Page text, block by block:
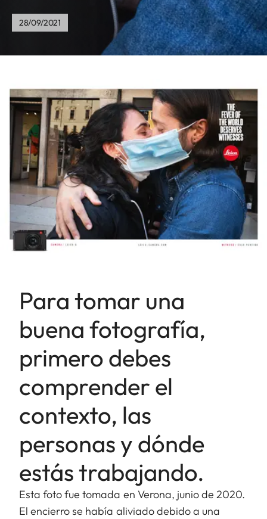
28/09/2021
Para tomar una
buena fotografía,
primero debes
comprender el
contexto, las
personas y dónde
estás trabajando.
Esta foto fue tomada en Verona, junio de 2020.
El encierro se había aliviado debido a una